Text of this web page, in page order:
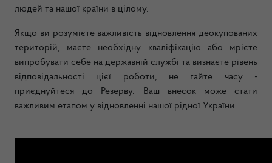
людей та нашої країни в цілому.
Якщо ви розумієте важливість відновлення деокупованих
територій, маєте необхідну кваліфікацію або мрієте
випробувати себе на державній службі та визнаєте рівень
відповідальності цієї роботи, не гайте часу -
приєднуйтеся до Резерву. Ваш внесок може стати
важливим етапом у відновленні нашої рідної України.